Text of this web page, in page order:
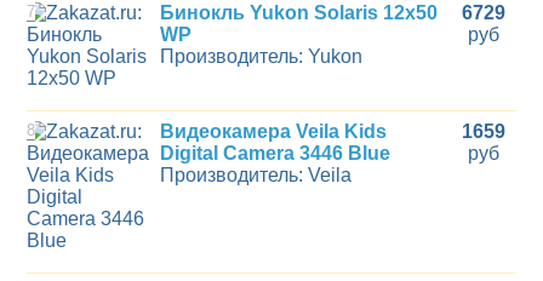
7
Бинокль Yukon Solaris 12x50
WP
Производитель: Yukon
6729
руб
8
Видеокамера Veila Kids
Digital Camera 3446 Blue
Производитель: Veila
1659
руб